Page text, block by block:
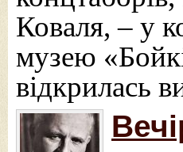
Коваля, – у
музею
відкрилась